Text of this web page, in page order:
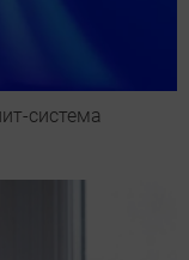
система